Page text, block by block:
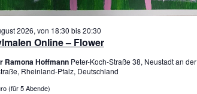
Online – Flower
2026, von 18:30 bis20:30
Ramona Hoffmann Peter-Koch-Straße 38, Neustadt an der
Rheinland-Pfalz, Deutschland
(für 5 Abende)